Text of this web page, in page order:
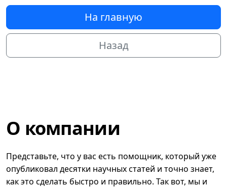
На главную
Назад
О компании
Представьте, что у вас есть помощник, который уже
опубликовал десятки научных статей и точно знает,
как это сделать быстро и правильно. Так вот, мы и